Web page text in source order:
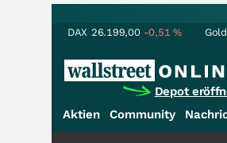
DAX 26.199,00 -0,51% Gold
Depot
Aktien Community